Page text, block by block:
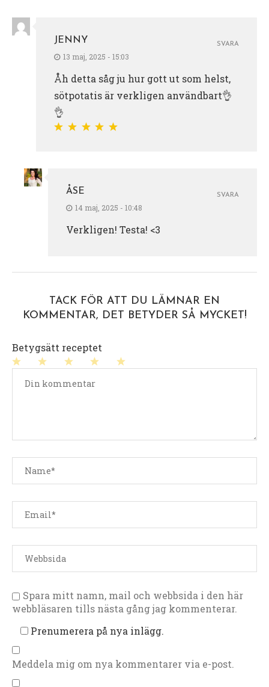
JENNY
13 maj, 2025 - 15:03
Åh detta såg ju hur gott ut som helst,
sötpotatis är verkligen användbart👌
👌
SVARA
ÅSE
14 maj, 2025 - 10:48
Verkligen! Testa! <3
SVARA
TACK FÖR ATT DU LÄMNAR EN
KOMMENTAR, DET BETYDER SÅ MYCKET!
Betygsätt receptet
stjärnor
stjärnor
stjärnor
stjärna
Spara mitt namn, mail och webbsida i den här
webbläsaren tills nästa gång jag kommenterar.
Prenumerera på nya inlägg.
Meddela mig om nya kommentarer via e-post.